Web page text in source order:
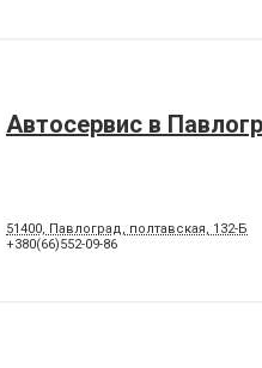
Автосервис в
51400, Павлоград, полтавская, 132-Б
+380(66)552-09-86